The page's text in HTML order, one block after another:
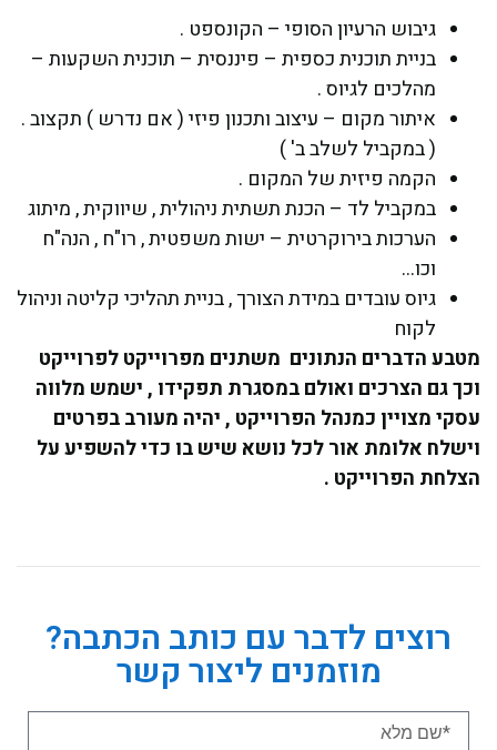
גיבוש הרעיון הסופי – הקונספט .
בניית תוכנית כספית – פיננסית – תוכנית השקעות –
מהלכים לגיוס .
איתור מקום – עיצוב ותכנון פיזי ( אם נדרש ) תקצוב .
( במקביל לשלב ב' )
הקמה פיזית של המקום .
במקביל לד – הכנת תשתית ניהולית , שיווקית , מיתוג
הערכות בירוקרטית – ישות משפטית , רו"ח , הנה"ח
וכו…
גיוס עובדים במידת הצורך , בניית תהליכי קליטה וניהול
לקוח
מטבע הדברים הנתונים משתנים מפרוייקט לפרוייקט
וכך גם הצרכים ואולם במסגרת תפקידו , ישמש מלווה
עסקי מצויין כמנהל הפרוייקט , יהיה מעורב בפרטים
וישלח אלומת אור לכל נושא שיש בו כדי להשפיע על
הצלחת הפרוייקט .
רוצים לדבר עם כותב הכתבה?
מוזמנים ליצור קשר